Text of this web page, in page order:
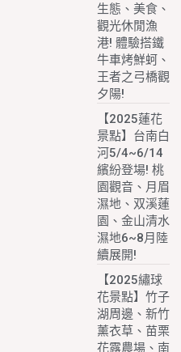
生態、美食、
觀光休閒漁
港! 體驗搭鐵
牛車烤鮮蚵、
王者之弓橋觀
夕陽!
【2025蓮花
景點】台南白
河5/4~6/14
繽紛登場! 桃
園觀音、月眉
濕地、双溪蓮
園、金山清水
濕地6~8月陸
續展開!
【2025繡球
花景點】竹子
湖周邊、新竹
薰衣草、苗栗
花露農場、南